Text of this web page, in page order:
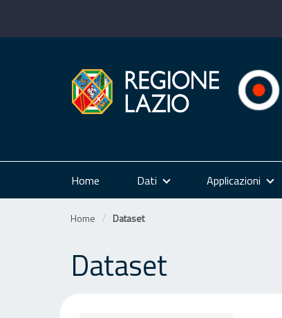
Home Dati Applicazioni
Home Dataset
Dataset